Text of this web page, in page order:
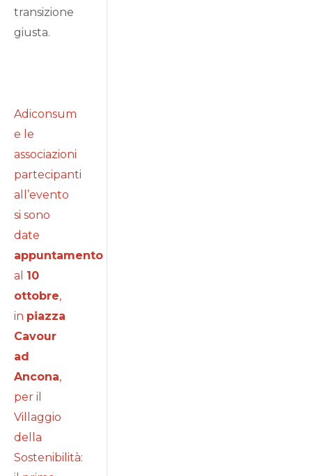
transizione
giusta.
Adiconsum
e le
associazioni
partecipanti
all’evento
si sono
date
appuntamento
al 10
ottobre,
in piazza
Cavour
ad
Ancona,
per il
Villaggio
della
Sostenibilità: